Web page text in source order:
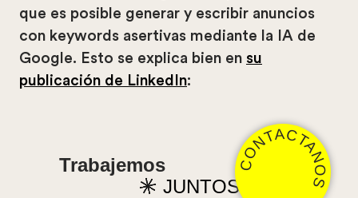
que es posible generar y escribir anuncios
con keywords asertivas mediante la IA de
Google. Esto se explica bien en su
publicación de LinkedIn:
Trabajemos
JUNTOSCONTACTANOS